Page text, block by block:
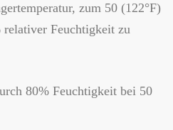
zum 50 (122°F)
Feuchtigkeit zu
80% Feuchtigkeit bei 50